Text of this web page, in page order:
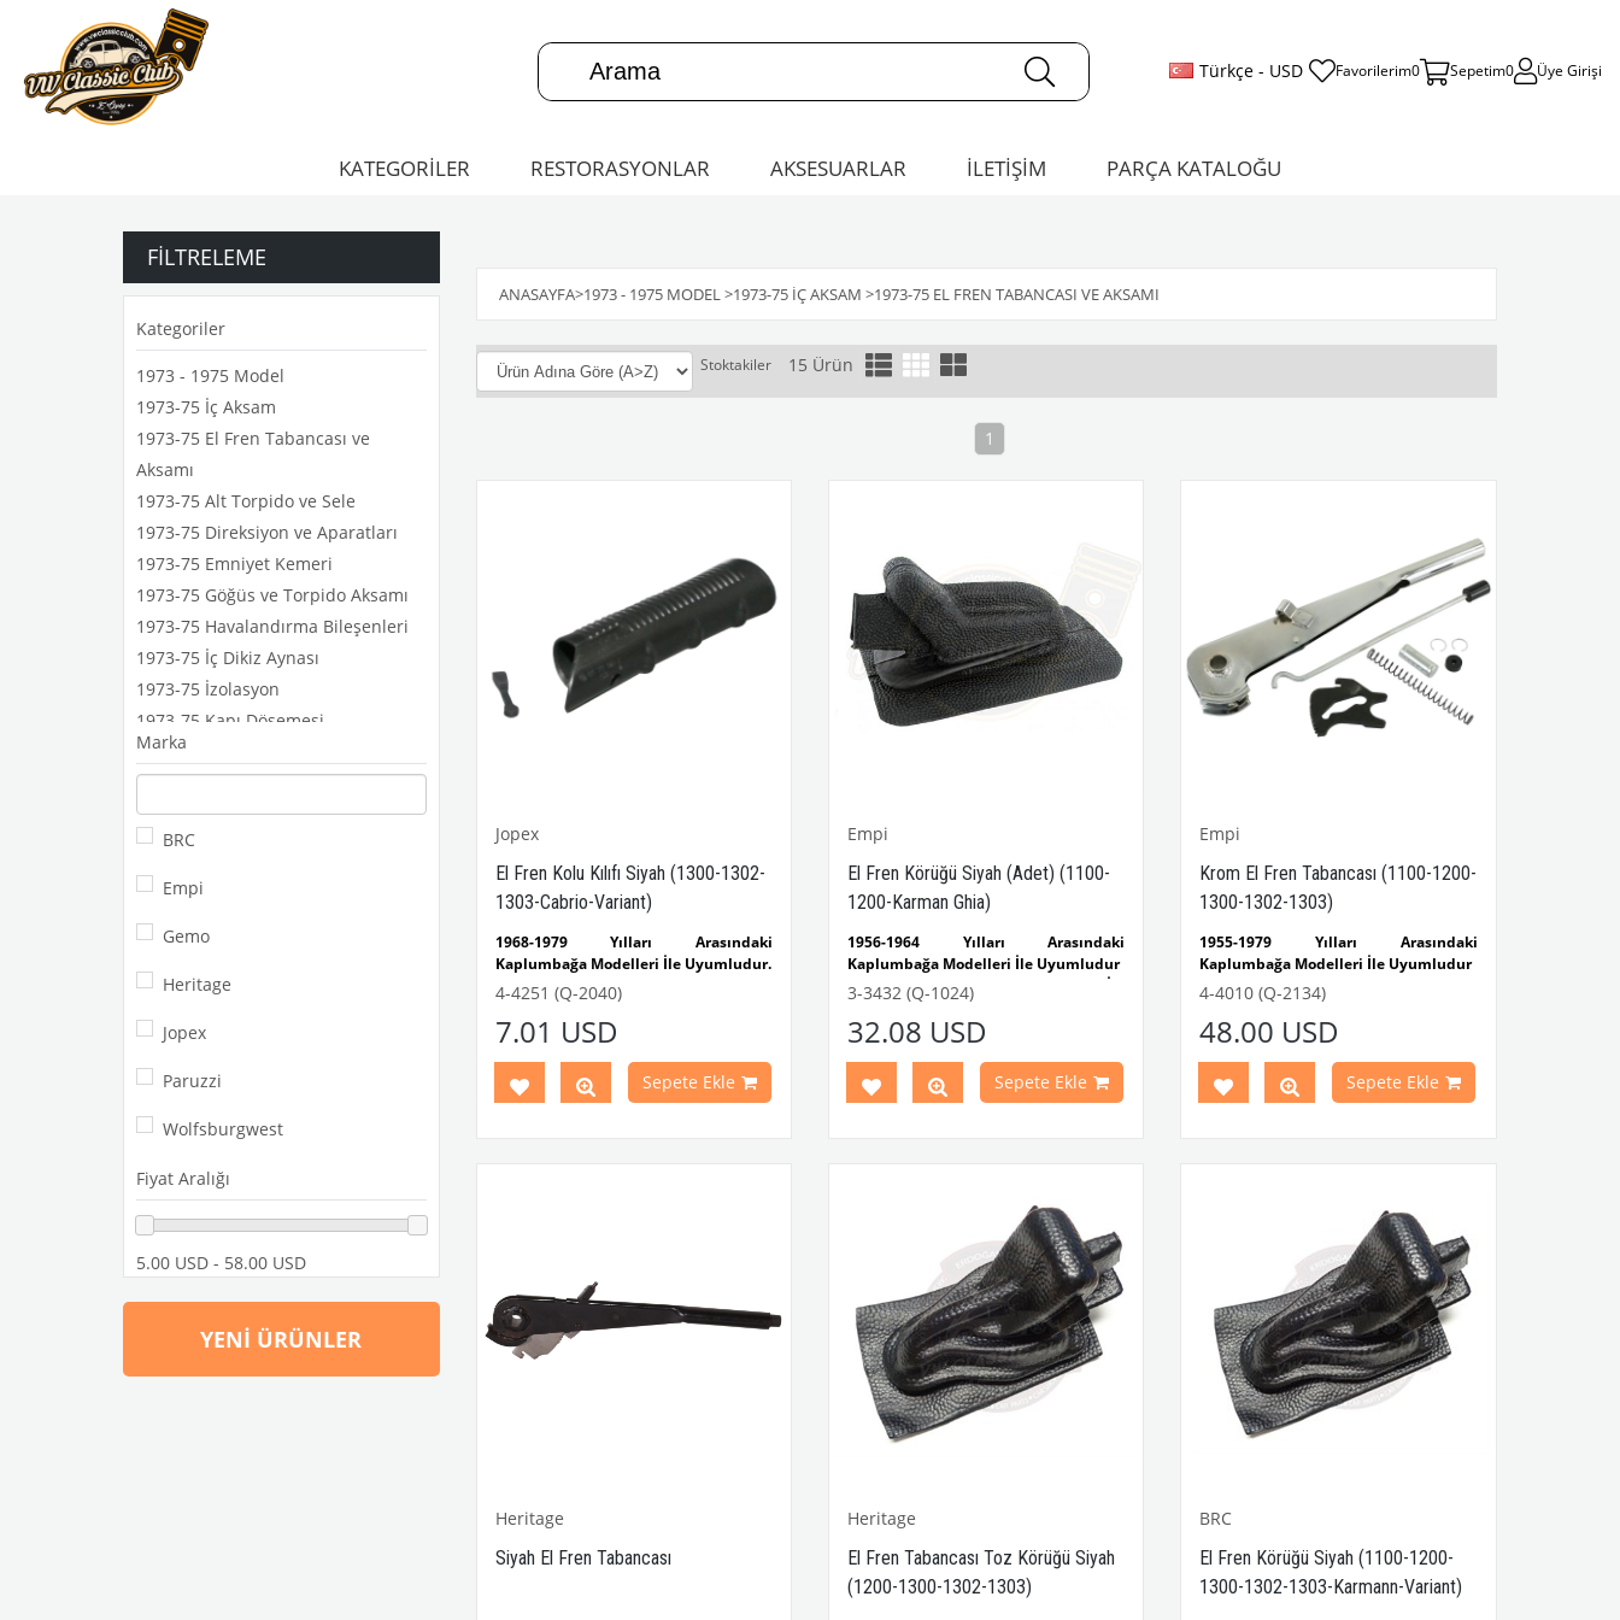
Türkçe - USD Favorilerim0 Sepetim0 Üye Girişi
KATEGORİLER RESTORASYONLAR AKSESUARLAR İLETİŞİM PARÇA KATALOĞU
FILTRELEME
Kategoriler
1973 - 1975 Model
1973-75 İç Aksam
1973-75 El Fren Tabancası ve
Aksamı
1973-75 Alt Torpido ve Sele
1973-75 Direksiyon ve Aparatları
1973-75 Emniyet Kemeri
1973-75 Göğüs ve Torpido Aksamı
1973-75 Havalandırma Bileşenleri
1973-75 İç Dikiz Aynası
1973-75 İzolasyon
1973-75 Kapı Döşemesi
1973-75 Koltuk Döşemesi
1973-75 Pedallar ve Aparatları
1973-75 Tavan ve Taban Döşemesi
1973-75 Tesisat Kapağı ve Parçaları
1973-75 Vites Kolu ve Topuzları
Marka
BRC
Empi
Gemo
Heritage
Jopex
Paruzzi
Wolfsburgwest
Fiyat Aralığı
5.00 USD - 58.00 USD
YENI ÜRÜNLER
ANASAYFA>1973 - 1975 MODEL>1973-75 İÇ AKSAM >1973-75 EL FREN TABANCASI VE AKSAMI
Stoktakiler 15 Ürün
1
Jopex
El Fren Kolu Kılıfı Siyah (1300-1302-
1303-Cabrio-Variant)
1968-1979 Yılları Arasındaki
Kaplumbağa Modelleri İle Uyumludur.
1300-1302-1303 Kaplumbağa
Modelleri İle Uyumludur.
1950-1979 Yılları Arasındaki Karmann
1962-1974 Yılları Arasındaki Variant
Modelleri İle Uyumludur.
4-4251 (Q-2040)
7.01 USD
Sepete Ekle
Empi
El Fren Körüğü Siyah (Adet) (1100-
1200-Karman Ghia)
1956-1964 Yılları Arasındaki
Kaplumbağa Modelleri İle Uyumludur
1100-1200 Kaplumbağa Modelleri İle
Uyumludur
1956-1964 Yılları Arasındaki Karmann
VWCC Parça No : 3-3432 OEM Parça No
3-3432 (Q-1024)
32.08 USD
Sepete Ekle
Empi
Krom El Fren Tabancası (1100-1200-
1300-1302-1303)
1955-1979 Yılları Arasındaki
Kaplumbağa Modelleri İle Uyumludur
1100-1200-1300-1302-1303
Kaplumbağa Modelleri İle Uyumludur
1956-1974 Yılları Arasındaki Karmann
1962-1974 Yılları Arasındaki Variant
Type 3 Modelleri İle Uyumludur
4-4010 (Q-2134)
48.00 USD
Sepete Ekle
Heritage
Siyah El Fren Tabancası
Heritage
El Fren Tabancası Toz Körüğü Siyah
(1200-1300-1302-1303)
BRC
El Fren Körüğü Siyah (1100-1200-
1300-1302-1303-Karmann-Variant)